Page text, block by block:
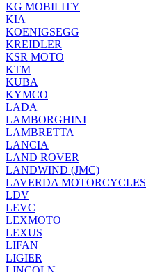
KG MOBILITY
KIA
KOENIGSEGG
KREIDLER
KSR MOTO
KTM
KUBA
KYMCO
LADA
LAMBORGHINI
LAMBRETTA
LANCIA
LAND ROVER
LANDWIND (JMC)
LAVERDA MOTORCYCLES
LDV
LEVC
LEXMOTO
LEXUS
LIFAN
LIGIER